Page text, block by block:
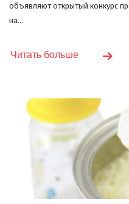
объявляют открытый конкурс
на...
Читать больше